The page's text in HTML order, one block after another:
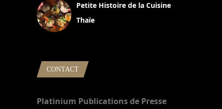
Petite Histoire de la Cuisine
Thaïe
CONTACT
Platinium Publications de Presse